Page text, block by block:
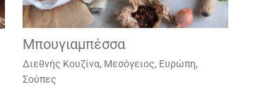
Μπουγιαμπέσσα
Διεθνής Κουζίνα, Μεσόγειος, Ευρώπη,
Σούπες